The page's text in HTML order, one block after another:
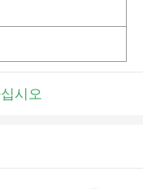
시오